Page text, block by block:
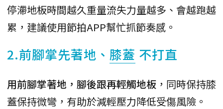
停滯地板時間越久重量流失力量越多、會越跑越
累，建議使用節拍APP幫忙抓節奏感。
2.前腳掌先著地、 膝蓋 不打直
用前腳掌著地，腳後跟再輕觸地板 ，同時保持膝
蓋保持微彎，有助於減輕壓力降低受傷風險。